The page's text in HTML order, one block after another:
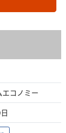
エコノミー